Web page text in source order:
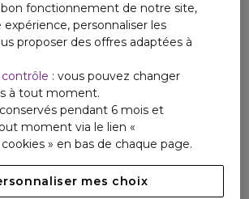
bon fonctionnement de notre site,
personnaliser les
proposer des offres adaptées à
: vous pouvez changer
à tout moment.
pendant 6 mois et
moment via le lien «
» en bas de chaque page.
mes choix